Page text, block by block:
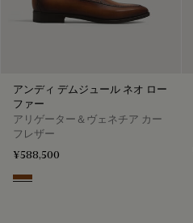
アンディ デムジュール ネオ ロー
ファー
アリゲーター＆ヴェネチア カー
フレザー
¥588,500
Cacao Intenso